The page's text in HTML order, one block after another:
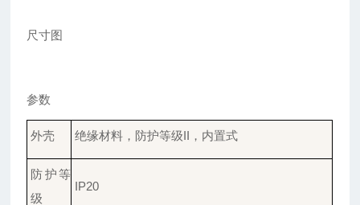
尺寸图
参数
外壳 绝缘材料，防护等级II，内置式
防护等
级
IP20